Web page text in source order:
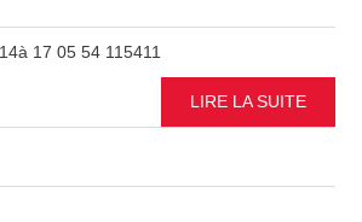
17 05 54 115411
LIRE LA SUITE